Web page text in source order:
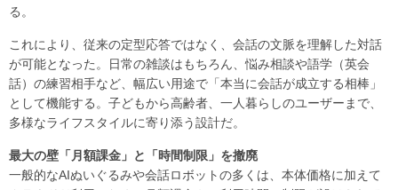
る。
これにより、従来の定型応答ではなく、会話の文脈を理解した対話
が可能となった。日常の雑談はもちろん、悩み相談や語学（英会
話）の練習相手など、幅広い用途で「本当に会話が成立する相棒」
として機能する。子どもから高齢者、一人暮らしのユーザーまで、
多様なライフスタイルに寄り添う設計だ。
最大の壁「月額課金」と「時間制限」を撤廃
一般的なAIぬいぐるみや会話ロボットの多くは、本体価格に加えて